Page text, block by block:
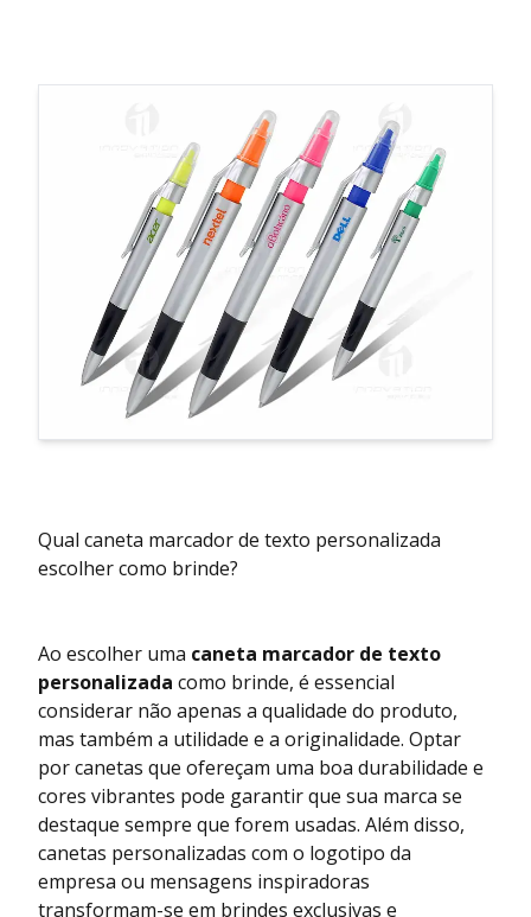
Qual caneta marcador de texto personalizada
escolher como brinde?
Ao escolher uma caneta marcador de texto
personalizada como brinde, é essencial
considerar não apenas a qualidade do produto,
mas também a utilidade e a originalidade. Optar
por canetas que ofereçam uma boa durabilidade e
cores vibrantes pode garantir que sua marca se
destaque sempre que forem usadas. Além disso,
canetas personalizadas com o logotipo da
empresa ou mensagens inspiradoras
transformam-se em brindes exclusivas e